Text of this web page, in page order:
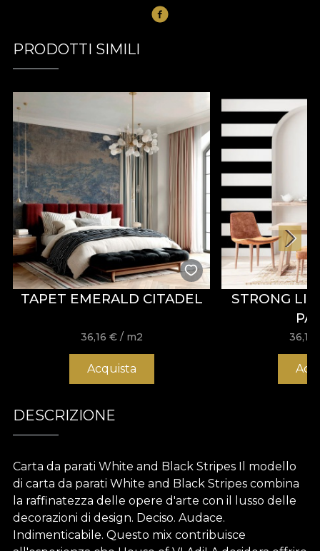
PRODOTTI SIMILI
TAPET EMERALD CITADEL
36,16 € / m2
Acquista
STRONG
36,16
DESCRIZIONE
Carta da parati White and Black Stripes Il modello
di carta da parati White and Black Stripes combina
la raffinatezza delle opere d'arte con il lusso delle
decorazioni di design. Deciso. Audace.
Indimenticabile. Questo mix contribuisce